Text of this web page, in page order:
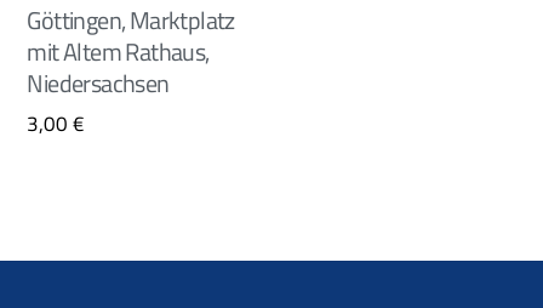
Göttingen, Marktplatz
mit Altem Rathaus,
Niedersachsen
3,00€